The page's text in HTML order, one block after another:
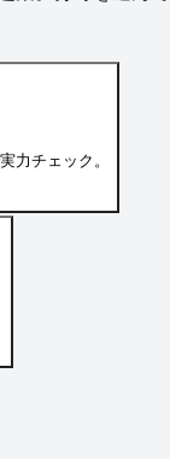
力チェック。